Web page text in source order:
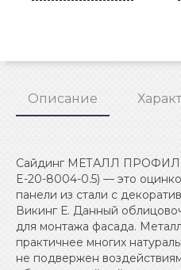
Описание
Сайдинг МЕТАЛЛ ПРОФИЛЬ
E-20-8004-0.5) — это
панели из стали с
Викинг Е. Данный
для монтажа фасада.
практичнее многих
не подвержен